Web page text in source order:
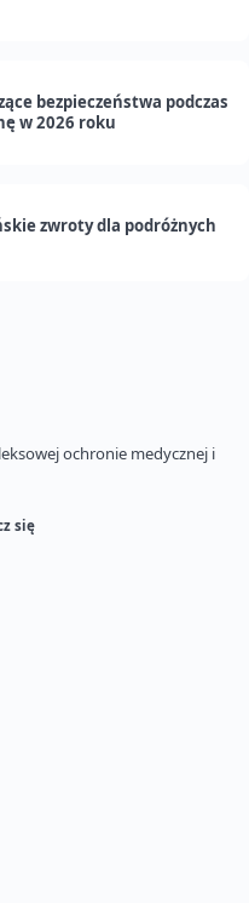
bezpieczeństwa podczas
w 2026 roku
zwroty dla podróżnych
ochronie medycznej i
się